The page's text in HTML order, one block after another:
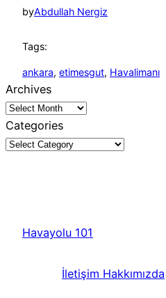
byAbdullah Nergiz
Tags:
ankara, etimesgut, Havalimanı
Archives
Categories
Havayolu 101
İletişim Hakkımızda